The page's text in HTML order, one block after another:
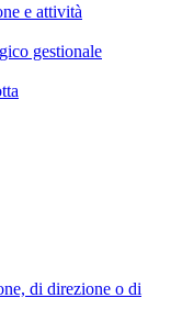
e attività
gestionale
di direzione o di